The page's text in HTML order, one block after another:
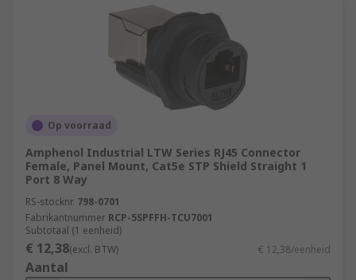
Op voorraad
Amphenol Industrial LTW Series RJ45 Connector
Female, Panel Mount, Cat5e STP Shield Straight 1
Port 8 Way
RS-stocknr. 798-0701
Fabrikantnummer RCP-5SPFFH-TCU7001
Subtotaal (1 eenheid)
€ 12,38(excl. BTW) € 12,38/eenheid
Aantal